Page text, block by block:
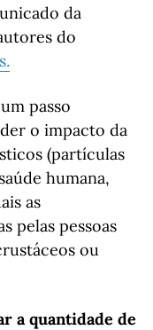
da
do
passo
o impacto da
(partículas
humana,
as
pelas pessoas
ou
a quantidade de